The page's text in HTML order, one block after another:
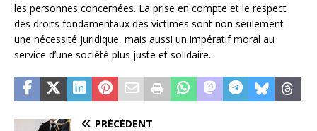
les personnes concernées. La prise en compte et le respect
des droits fondamentaux des victimes sont non seulement
une nécessité juridique, mais aussi un impératif moral au
service d’une société plus juste et solidaire.
PRÉCÉDENT